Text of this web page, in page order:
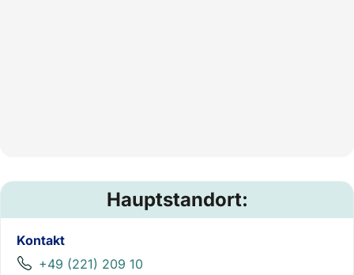
Hauptstandort:
Kontakt
+49 (221) 209 10